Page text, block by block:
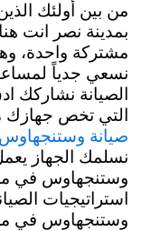
من بين أولئك
بمدينة نصر انت
مشتركة واحدة،
نسعي جدياً
الصيانة نشاركك
التي تخص جهازك
صيانة وستنجهاوس
نسلمك الجهاز
وستنجهاوس في
استراتيجيات
وستنجهاوس في